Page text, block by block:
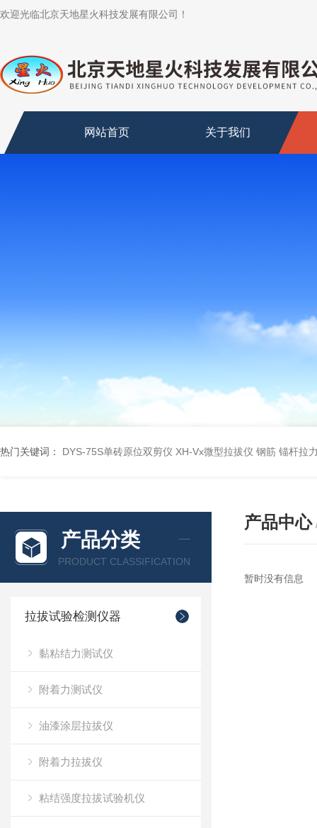
欢迎光临北京天地星火科技发展有限公司！
网站首页 关于我们
热门关键词： DYS-75S单砖原位双剪仪 XH-Vx微型拉拔仪 钢筋 锚杆拉
产品分类
PRODUCT CLASSIFICATION
拉拔试验检测仪器
黏粘结力测试仪
附着力测试仪
油漆涂层拉拔仪
附着力拉拔仪
粘结强度拉拔试验机仪
产品中心
暂时没有信息